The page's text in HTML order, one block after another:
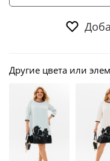
Другие цвета или